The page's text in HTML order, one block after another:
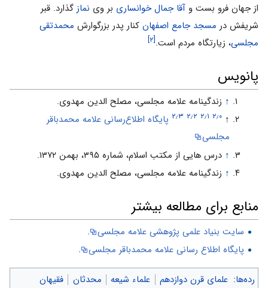
از جهان فرو بست و آقا جمال خوانساری بر وی نماز گذارد. قبر
شریفش در مسجد جامع اصفهان کنار پدر بزرگوارش محمدتقى
مجلسی، زیارتگاه مردم است.[۲]
پانویس
↑ زندگینامه علامه مجلسی، مصلح الدین مهدوی.
↑ ۲٫۰ ۲٫۱ ۲٫۲ ۲٫۳ پایگاه اطلاع‌رسانی علامه محمدباقر
مجلسی
↑ درس هایی از مکتب اسلام، شماره ۳۹۵، بهمن ۱۳۷۲.
↑ زندگینامه علامه مجلسی، مصلح الدین مهدوی.
منابع برای مطالعه بیشتر
سایت بنیاد علمی پژوهشی علامه مجلسی .
پایگاه اطلاع رسانی علامه محمدباقر مجلسی .
رده‌ها: علمای قرن دوازدهم علماء شیعه محدثان
فقیهان